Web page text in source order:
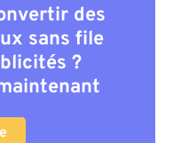
des
sans file
?